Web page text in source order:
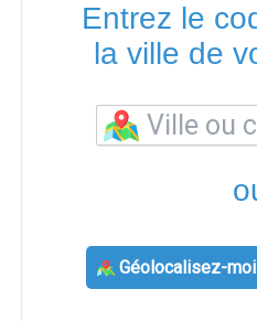
Entrez le
la ville de
Géolocalisez-moi